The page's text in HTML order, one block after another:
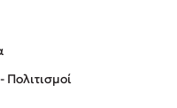
πίσω
Πολιτισμοί